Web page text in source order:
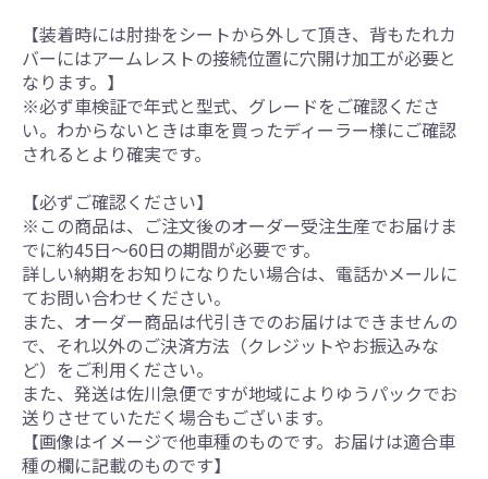
【装着時には肘掛をシートから外して頂き、背もたれカ
バーにはアームレストの接続位置に穴開け加工が必要と
なります。】
※必ず車検証で年式と型式、グレードをご確認くださ
い。わからないときは車を買ったディーラー様にご確認
されるとより確実です。
【必ずご確認ください】
※この商品は、ご注文後のオーダー受注生産でお届けま
でに約45日～60日の期間が必要です。
詳しい納期をお知りになりたい場合は、電話かメールに
てお問い合わせください。
また、オーダー商品は代引きでのお届けはできませんの
で、それ以外のご決済方法（クレジットやお振込みな
ど）をご利用ください。
また、発送は佐川急便ですが地域によりゆうパックでお
送りさせていただく場合もございます。
【画像はイメージで他車種のものです。お届けは適合車
種の欄に記載のものです】